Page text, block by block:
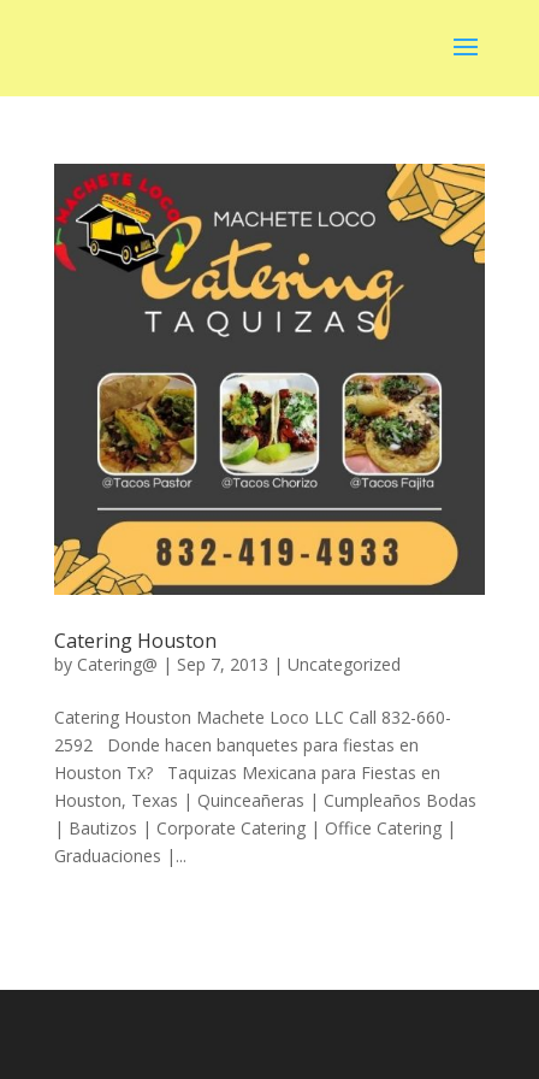
Catering Houston
by Catering@ | Sep 7, 2013 | Uncategorized
Catering Houston Machete Loco LLC Call 832-660-
2592 Donde hacen banquetes para fiestas en
Houston Tx? Taquizas Mexicana para Fiestas en
Houston, Texas | Quinceañeras | Cumpleaños Bodas
| Bautizos | Corporate Catering | Office Catering |
Graduaciones |...